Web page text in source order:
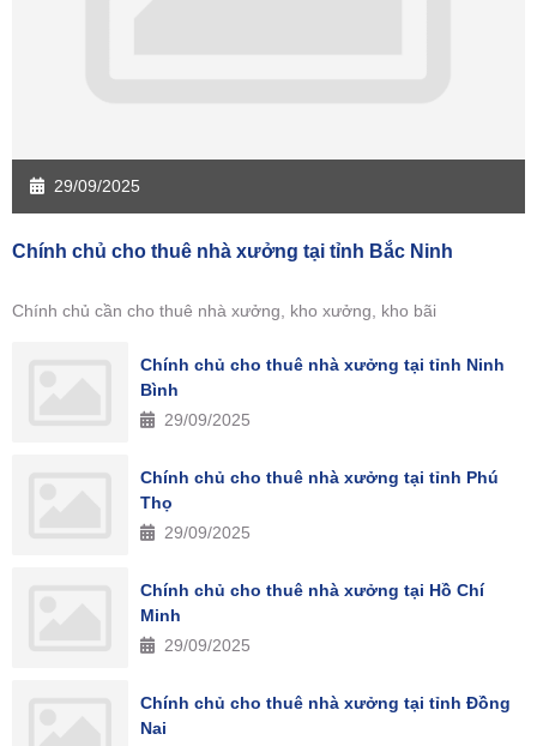
29/09/2025
Chính chủ cho thuê nhà xưởng tại tỉnh Bắc Ninh
Chính chủ cần cho thuê nhà xưởng, kho xưởng, kho bãi
Chính chủ cho thuê nhà xưởng tại tỉnh Ninh
Bình
29/09/2025
Chính chủ cho thuê nhà xưởng tại tỉnh Phú
Thọ
29/09/2025
Chính chủ cho thuê nhà xưởng tại Hồ Chí
Minh
29/09/2025
Chính chủ cho thuê nhà xưởng tại tỉnh Đồng
Nai